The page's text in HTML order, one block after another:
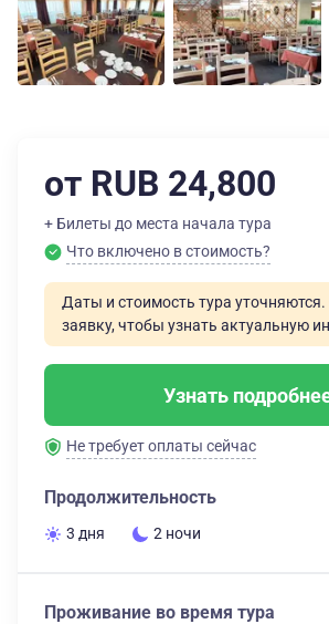
от RUB 24,800
+ Билеты до места начала тура
Что включено в стоимость?
Даты и стоимость тура
заявку, чтобы узнать актуальную
Узнать
Не требует оплаты сейчас
Продолжительность
3 дня 2 ночи
Проживание во время тура